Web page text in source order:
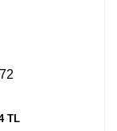
TL